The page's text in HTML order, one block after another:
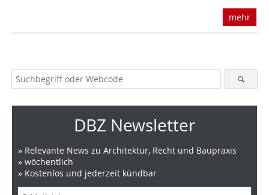
mehr
DBZ Newsletter
» Relevante News zu Architektur, Recht und Baupraxis
» wöchentlich
» Kostenlos und jederzeit kündbar